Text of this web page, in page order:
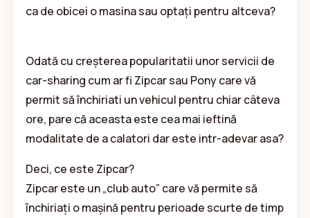
ca de obicei o masina sau optați pentru altceva?
Odată cu creșterea popularitatii unor servicii de
car-sharing cum ar fi Zipcar sau Pony care vă
permit să închiriati un vehicul pentru chiar câteva
ore, pare că aceasta este cea mai ieftină
modalitate de a calatori dar este intr-adevar asa?
Deci, ce este Zipcar?
Zipcar este un „club auto” care vă permite să
închiriați o mașină pentru perioade scurte de timp